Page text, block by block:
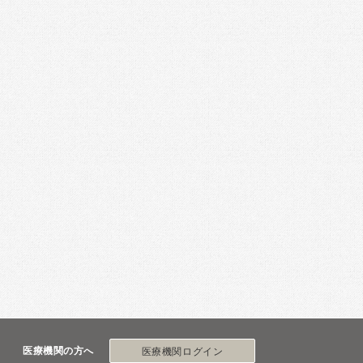
医療機関の方へ 医療機関ログイン